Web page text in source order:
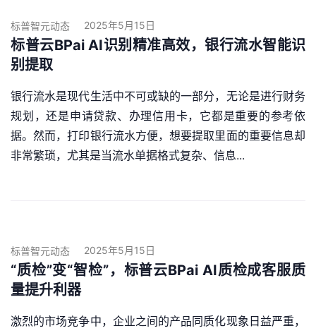
标普智元动态 2025年5月15日
标普云BPai AI识别精准高效，银行流水智能识
别提取
银行流水是现代生活中不可或缺的一部分，无论是进行财务
规划，还是申请贷款、办理信用卡，它都是重要的参考依
据。然而，打印银行流水方便，想要提取里面的重要信息却
非常繁琐，尤其是当流水单据格式复杂、信息...
标普智元动态 2025年5月15日
“质检”变“智检”，标普云BPai AI质检成客服质
量提升利器
激烈的市场竞争中，企业之间的产品同质化现象日益严重，